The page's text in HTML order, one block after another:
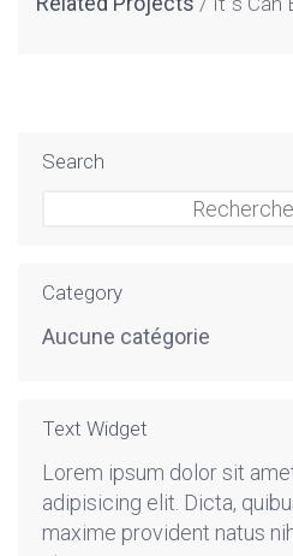
Search
Category
Aucune catégorie
Text Widget
Lorem ipsum dolor sit
adipisicing elit. Dicta,
maxime provident natus